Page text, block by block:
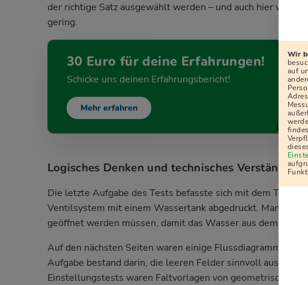
der richtige Satz ausgewählt werden – und auch hier waren
gering.
30 Euro für deine Erfahrungen!
Schicke uns deinen Erfahrungsbericht!
Mehr erfahren
Logisches Denken und technisches Verständnis
Die letzte Aufgabe des Tests befasste sich mit dem Thema
Ventilsystem mit einem Wassertank abgedruckt. Man
geöffnet werden müssen, damit das Wasser aus dem Tank
Auf den nächsten Seiten waren einige Flussdiagramme
Aufgabe bestand darin, die leeren Felder sinnvoll
Einstellungstests waren Faltvorlagen von geometrischen
j
Wir
auf